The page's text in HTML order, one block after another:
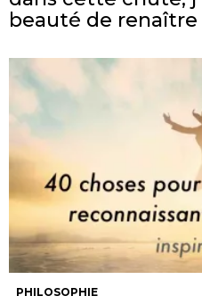
beauté de renaître
PHILOSOPHIE